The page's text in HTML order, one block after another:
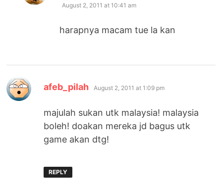
August 2, 2011 at 10:41 am
harapnya macam tue la kan
afeb_pilah says:
August 2, 2011 at 1:09 pm
majulah sukan utk malaysia! malaysia
boleh! doakan mereka jd bagus utk
game akan dtg!
REPLY